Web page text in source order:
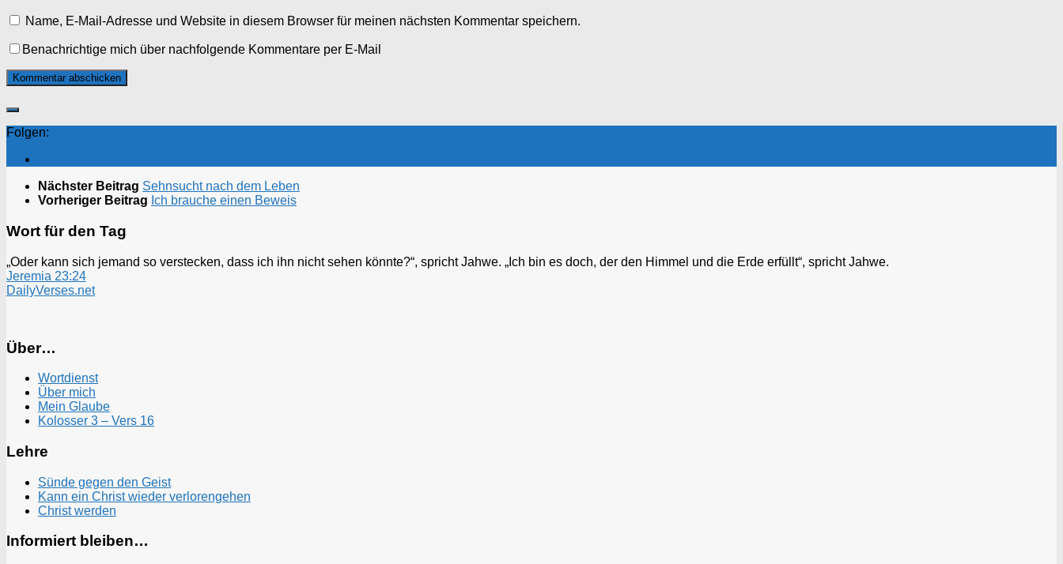
Name, E-Mail-Adresse und Website in diesem Browser für meinen nächsten Kommentar speichern.
Benachrichtige mich über nachfolgende Kommentare per E-Mail
Folgen:
Nächster Beitrag Sehnsucht nach dem Leben
Vorheriger Beitrag Ich brauche einen Beweis
Wort für den Tag
„Oder kann sich jemand so verstecken, dass ich ihn nicht sehen könnte?“, spricht Jahwe. „Ich bin es doch, der den Himmel und die Erde erfüllt“, spricht Jahwe.
Jeremia 23:24
DailyVerses.net
Über…
Wortdienst
Über mich
Mein Glaube
Kolosser 3 – Vers 16
Lehre
Sünde gegen den Geist
Kann ein Christ wieder verlorengehen
Christ werden
Informiert bleiben…